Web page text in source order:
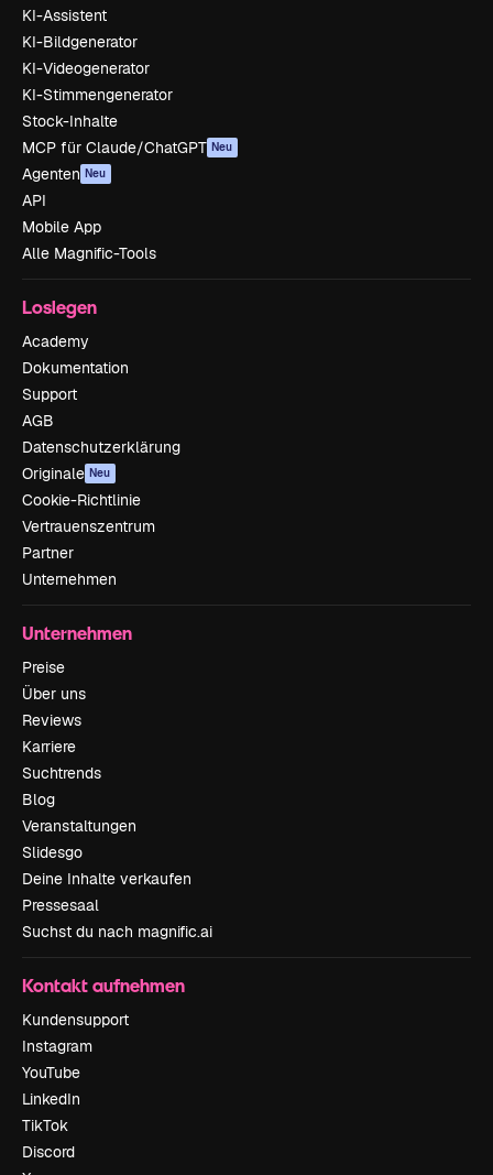
KI-Assistent
KI-Bildgenerator
KI-Videogenerator
KI-Stimmengenerator
Stock-Inhalte
MCP für Claude/ChatGPT Neu
Agenten Neu
API
Mobile App
Alle Magnific-Tools
Loslegen
Academy
Dokumentation
Support
AGB
Datenschutzerklärung
Originale Neu
Cookie-Richtlinie
Vertrauenszentrum
Partner
Unternehmen
Unternehmen
Preise
Über uns
Reviews
Karriere
Suchtrends
Blog
Veranstaltungen
Slidesgo
Deine Inhalte verkaufen
Pressesaal
Suchst du nach magnific.ai
Kontakt aufnehmen
Kundensupport
Instagram
YouTube
LinkedIn
TikTok
Discord